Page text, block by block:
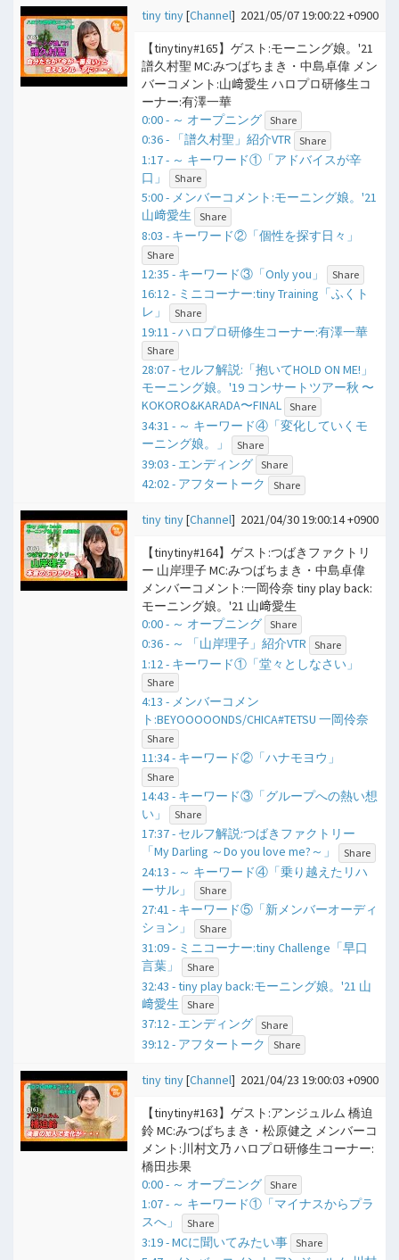
tiny tiny[Channel] 2021/05/07 19:00:22 +0900
【tinytiny#165】ゲスト:モーニング娘。'21
譜久村聖 MC:みつばちまき・中島卓偉 メン
バーコメント:山﨑愛生 ハロプロ研修生コ
ーナー:有澤一華
0:00 - ​～ オープニング Share
0:36 - 「譜久村聖」紹介VTR Share
1:17 - ​～ キーワード①「アドバイスが辛
口」
Share
5:00 - メンバーコメント:モーニング娘。'21
山﨑愛生
Share
8:03 - キーワード②「個性を探す日々」
Share
12:35 - キーワード③「Only you」 Share
16:12 - ミニコーナー:tiny Training「ふくト
レ」
Share
19:11 - ハロプロ研修生コーナー:有澤一華
Share
28:07 - セルフ解説:「抱いてHOLD ON ME!」
モーニング娘。'19 コンサートツアー秋 〜
KOKORO&KARADA〜FINAL Share
34:31 - ​～ キーワード④「変化していくモ
ーニング娘。」
Share
39:03 - エンディング Share
42:02 - アフタートーク Share
tiny tiny[Channel] 2021/04/30 19:00:14 +0900
【tinytiny#164】ゲスト:つばきファクトリ
ー 山岸理子 MC:みつばちまき・中島卓偉
メンバーコメント:一岡伶奈 tiny play back:
モーニング娘。'21 山﨑愛生
0:00 - ​～ オープニング Share
0:36 - ​～ 「山岸理子」紹介VTR Share
1:12 - キーワード①「堂々としなさい」
Share
4:13 - メンバーコメン
ト:BEYOOOOONDS/CHICA#TETSU 一岡伶奈
Share
11:34 - キーワード②「ハナモヨウ」
Share
14:43 - キーワード③「グループへの熱い想
い」
Share
17:37 - セルフ解説:つばきファクトリー
「My Darling ～Do you love me?～」
Share
24:13 - ​～ キーワード④「乗り越えたリハ
ーサル」
Share
27:41 - キーワード⑤「新メンバーオーディ
ション」
Share
31:09 - ミニコーナー:tiny Challenge「早口
言葉」
Share
32:43 - tiny play back:モーニング娘。'21 山
﨑愛生
Share
37:12 - エンディング Share
39:12 - アフタートーク Share
tiny tiny[Channel] 2021/04/23 19:00:03 +0900
【tinytiny#163】ゲスト:アンジュルム 橋迫
鈴 MC:みつばちまき・松原健之 メンバーコ
メント:川村文乃 ハロプロ研修生コーナー:
橋田歩果
0:00 - ​～ オープニング Share
1:07 - ​～ キーワード①「マイナスからプラ
スへ」
Share
3:19 - MCに聞いてみたい事 Share